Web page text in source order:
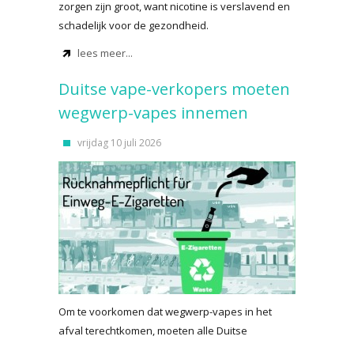
zorgen zijn groot, want nicotine is verslavend en
schadelijk voor de gezondheid.
lees meer...
Duitse vape-verkopers moeten
wegwerp-vapes innemen
vrijdag 10 juli 2026
Om te voorkomen dat wegwerp-vapes in het
afval terechtkomen, moeten alle Duitse